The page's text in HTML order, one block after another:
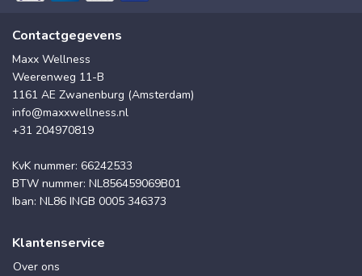
Contactgegevens
Maxx Wellness
Weerenweg 11-B
1161 AE Zwanenburg (Amsterdam)
info@maxxwellness.nl
+31 204970819
KvK nummer: 66242533
BTW nummer: NL856459069B01
Iban: NL86 INGB 0005 346373
Klantenservice
Over ons